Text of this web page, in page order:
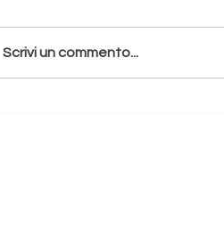
Scrivi un commento...